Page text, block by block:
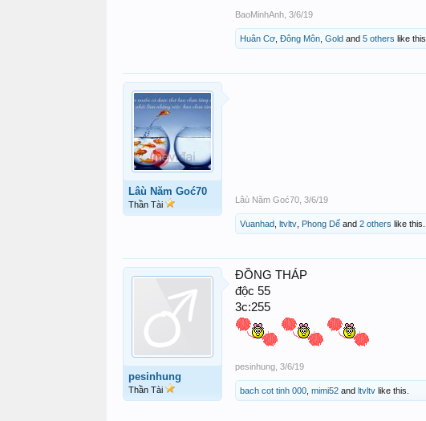
BaoMinhAnh 3/6/19
Huân Cơ Đông Môn Gold and 5 others like this.
Lâù Năm Goć70
Thần Tài Lâù Năm Goć70 3/6/19
Vuanhad ltvltv Phong Dế and 2 others like this.
pesinhung
Thần Tài
ĐỒNG THÁP
độc 55
3c:255
pesinhung 3/6/19
bach cot tinh 000 mimi52 and ltvltv like this.